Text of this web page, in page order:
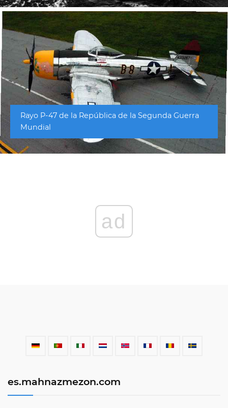
Rayo P-47 de la República de la Segunda Guerra
Mundial
ad
es.mahnazmezon.com